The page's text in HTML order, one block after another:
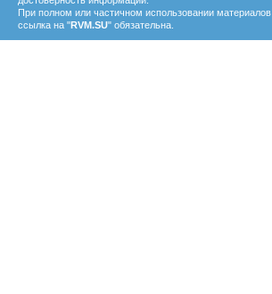
При полном или частичном использовании материалов
ссылка на "RVM.SU" обязательна.